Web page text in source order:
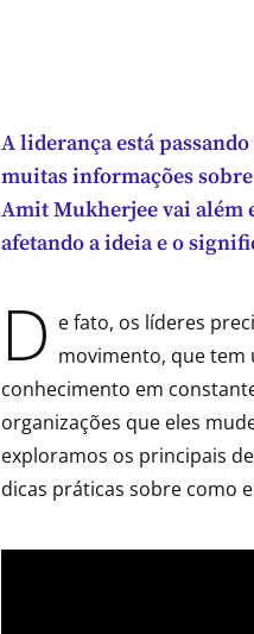
A liderança está
muitas informações
Amit Mukherjee vai além
afetando a ideia e o
D e fato, os líderes
movimento, que tem
conhecimento em
organizações que eles
exploramos os principais
dicas práticas sobre como